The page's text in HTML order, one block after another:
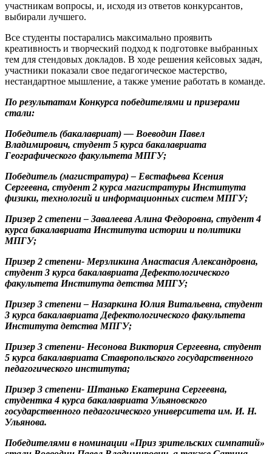
участникам вопросы, и, исходя из ответов конкурсантов,
выбирали лучшего.
Все студенты постарались максимально проявить
креативность и творческий подход к подготовке выбранных
тем для стендовых докладов. В ходе решения кейсовых задач,
участники показали свое педагогическое мастерство,
нестандартное мышление, а также умение работать в команде.
По результатам Конкурса победителями и призерами
стали:
Победитель (бакалавриат) — Воеводин Павел
Владимирович, студент 5 курса бакалавриата
Географического факультета МПГУ;
Победитель (магистратура) – Евстафьева Ксения
Сергеевна, студент 2 курса магистратуры Института
физики, технологий и информационных систем МПГУ;
Призер 2 степени – Завалеева Алина Федоровна, студент 4
курса бакалавриата Института истории и политики
МПГУ;
Призер 2 степени- Мерзликина Анастасия Александровна,
студент 3 курса бакалавриата Дефектологического
факультета Института детства МПГУ;
Призер 3 степени– Назаркина Юлия Витальевна, студент
3 курса бакалавриата Дефектологического факультета
Института детства МПГУ;
Призер 3 степени- Несонова Виктория Сергеевна, студент
5 курса бакалавриата Ставропольского государственного
педагогического института;
Призер 3 степени- Штанько Екатерина Сергеевна,
студентка 4 курса бакалавриата Ульяновского
государственного педагогического университета им. И. Н.
Ульянова.
Победителями в номинации «Приз зрительских симпатий»